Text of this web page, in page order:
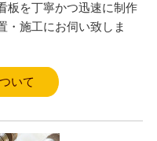
板を丁寧かつ迅速に制作
・施工にお伺い致しま
いて